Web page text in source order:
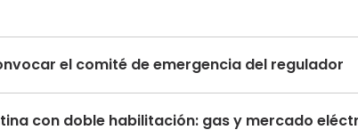
el comité de emergencia del regulador
con doble habilitación: gas y mercado